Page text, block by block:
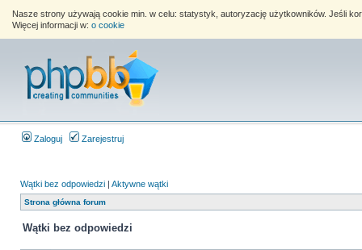
Nasze strony używają cookie min. w celu: statystyk, autoryzację użytkowników. Jeśli
Więcej informacji w: o cookie
Zaloguj Zarejestruj
Wątki bez odpowiedzi | Aktywne wątki
Strona główna forum
Wątki bez odpowiedzi